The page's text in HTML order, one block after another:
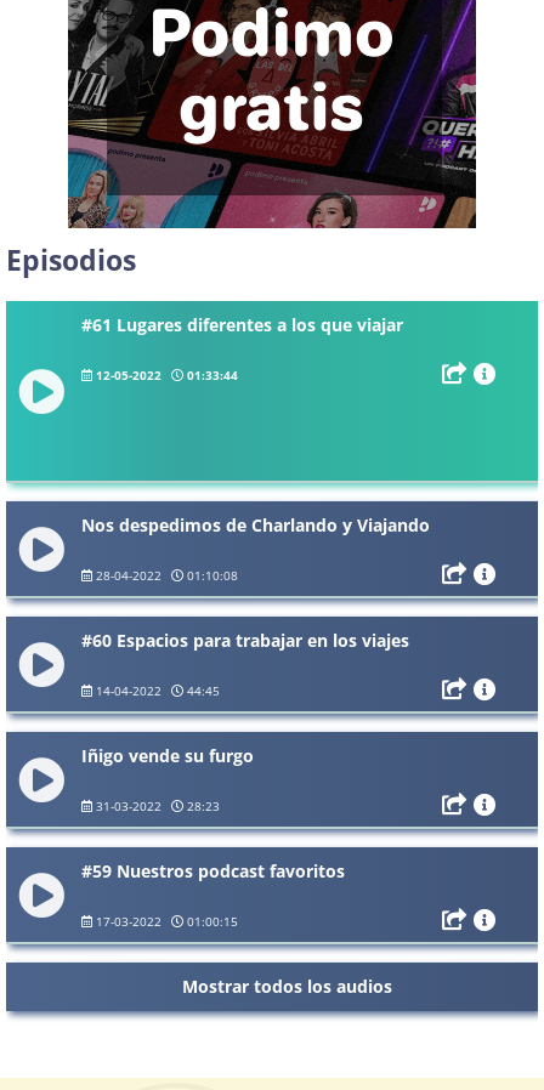
Episodios
#61 Lugares diferentes a los que viajar
12-05-2022 01:33:44
Nos despedimos de Charlando y Viajando
28-04-2022 01:10:08
#60 Espacios para trabajar en los viajes
14-04-2022 44:45
Iñigo vende su furgo
31-03-2022 28:23
#59 Nuestros podcast favoritos
17-03-2022 01:00:15
Mostrar todos los audios